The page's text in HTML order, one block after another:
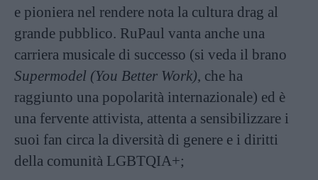
e pioniera nel rendere nota la cultura drag al
grande pubblico. RuPaul vanta anche una
carriera musicale di successo (si veda il brano
Supermodel (You Better Work), che ha
raggiunto una popolarità internazionale) ed è
una fervente attivista, attenta a sensibilizzare i
suoi fan circa la diversità di genere e i diritti
della comunità LGBTQIA+;